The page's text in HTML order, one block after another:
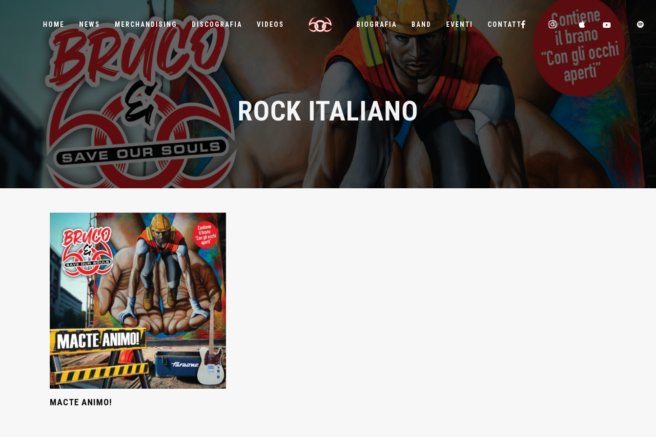
HOME NEWS MERCHANDISING DISCOGRAFIA VIDEOS BIOGRAFIA BAND EVENTI CONTATTI
ROCK ITALIANO
MACTE ANIMO!